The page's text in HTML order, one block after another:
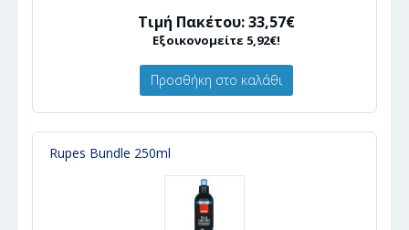
Τιμή Πακέτου: 33,57€
Εξοικονομείτε 5,92€!
Προσθήκη στο καλάθι
Rupes Bundle 250ml